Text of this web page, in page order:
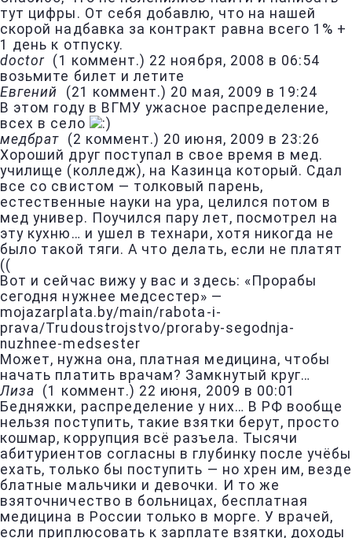
тут цифры. От себя добавлю, что на нашей
скорой надбавка за контракт равна всего 1% +
1 день к отпуску.
doctor ( 1 коммент.) 22 ноября, 2008 в 06:54
возьмите билет и летите
Евгений (21 коммент.) 20 мая, 2009 в 19:24
В этом году в ВГМУ ужасное распределение,
всех в село
медбрат (2 коммент.) 20 июня, 2009 в 23:26
Хороший друг поступал в свое время в мед.
училище (колледж), на Казинца который. Сдал
все со свистом — толковый парень,
естественные науки на ура, целился потом в
мед универ. Поучился пару лет, посмотрел на
эту кухню… и ушел в технари, хотя никогда не
было такой тяги. А что делать, если не платят
((
Вот и сейчас вижу у вас и здесь: «Прорабы
сегодня нужнее медсестер» —
mojazarplata.by/main/rabota-i-
prava/Trudoustrojstvo/proraby-segodnja-
nuzhnee-medsester
Может, нужна она, платная медицина, чтобы
начать платить врачам? Замкнутый круг…
Лиза (1 коммент.) 22 июня, 2009 в 00:01
Бедняжки, распределение у них… В РФ вообще
нельзя поступить, такие взятки берут, просто
кошмар, коррупция всё разъела. Тысячи
абитуриентов согласны в глубинку после учёбы
ехать, только бы поступить — но хрен им, везде
блатные мальчики и девочки. И то же
взяточничество в больницах, бесплатная
медицина в России только в морге. У врачей,
если приплюсовать к зарплате взятки, доходы